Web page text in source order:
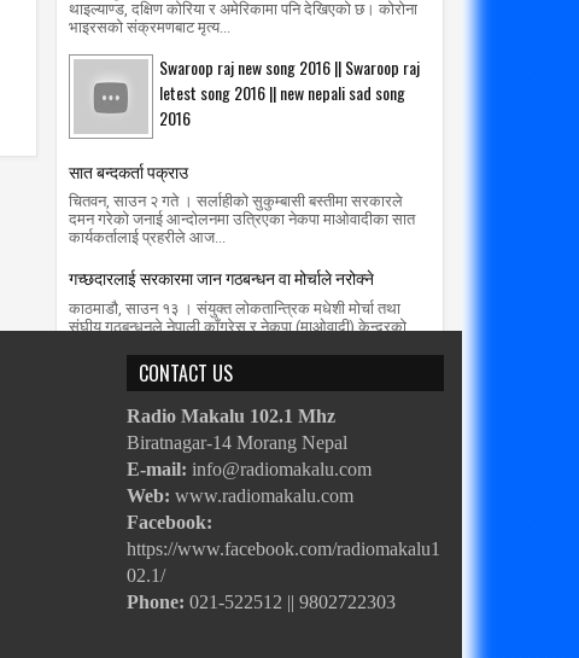
थाइल्याण्ड, दक्षिण कोरिया र अमेरिकामा पनि देखिएको छ। कोरोना
भाइरसको संक्रमणबाट मृत्य...
Swaroop raj new song 2016 || Swaroop raj
letest song 2016 || new nepali sad song
2016
सात बन्दकर्ता पक्राउ
चितवन, साउन २ गते । सर्लाहीको सुकुम्बासी बस्तीमा सरकारले
दमन गरेको जनाई आन्दोलनमा उत्रिएका नेकपा माओवादीका सात
कार्यकर्तालाई प्रहरीले आज...
गच्छदारलाई सरकारमा जान गठबन्धन वा मोर्चाले नरोक्ने
काठमाडौ, साउन १३ । संयुक्त लोकतान्त्रिक मधेशी मोर्चा तथा
संघीय गठबन्धनले नेपाली काँग्रेस र नेकपा (माओवादी) केन्द्रको
CONTACT US
Radio Makalu 102.1 Mhz
Biratnagar-14 Morang Nepal
E-mail: info@radiomakalu.com
Web: www.radiomakalu.com
Facebook:
https://www.facebook.com/radiomakalu1
02.1/
Phone: 021-522512 || 9802722303